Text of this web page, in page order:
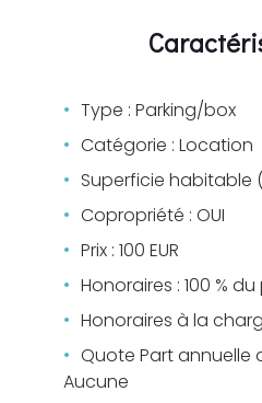
Type : Parking/box
Catégorie : Location
Superficie habitable
Copropriété : OUI
Prix : 100 EUR
Honoraires : 100 %
Honoraires à la
Quote Part annuelle
Aucune